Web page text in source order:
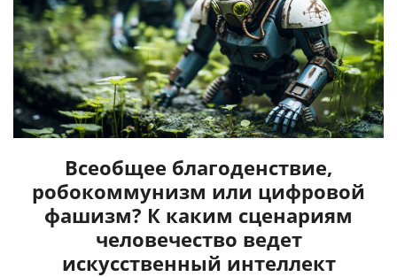
Всеобщее благоденствие,
робокоммунизм или цифровой
фашизм? К каким сценариям
человечество ведет
искусственный интеллект